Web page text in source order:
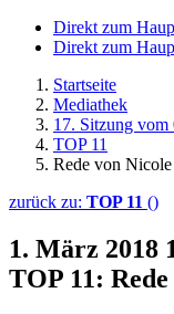
Direkt zum
Direkt zum
Startseite
Mediathek
17. Sitzung vom
TOP 11
Rede von
zurück zu: TOP 11 ()
1. März 2018
TOP 11: